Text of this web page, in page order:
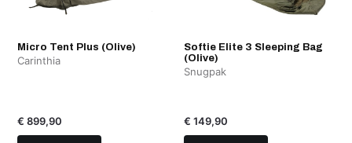
Micro Tent Plus (Olive)
Carinthia
€ 899,90
Softie Elite 3 Sleeping Bag
(Olive)
Snugpak
€ 149,90